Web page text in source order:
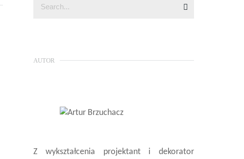
AUTOR
Z wykształcenia projektant i dekorator